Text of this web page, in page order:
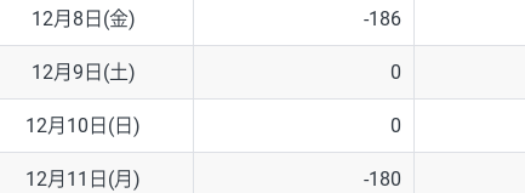
USD/CHF 160円
※取引証拠金は同日の当社為替レート（ニューヨーククローズ・MIDレ
※ハンガリーフォリント/円と南アフリカランド/円とメキシコペソ/
12月8日(金) -186
12月9日(土) 0
12月10日(日) 0
12月11日(月) -180